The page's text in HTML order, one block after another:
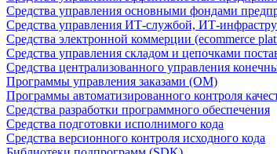
Средства управления основными фондами
Средства управления ИТ-службой, ИТ-
Средства электронной коммерции (ecommerce
Средства управления складом и цепочками
Средства централизованного управления
Программы управления заказами (OM)
Программы автоматизированного контроля
Средства разработки программного обеспечения
Средства подготовки исполнимого кода
Средства версионного контроля исходного кода